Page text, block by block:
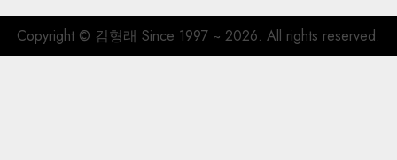
있다’고
인정한 관
계
Copyright © 김형래 Since 1997 ~ 2026. All rights reserved.